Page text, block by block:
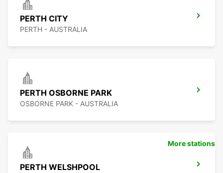
PERTH CITY
PERTH - AUSTRALIA
PERTH OSBORNE PARK
OSBORNE PARK - AUSTRALIA
PERTH WELSHPOOL
More stations